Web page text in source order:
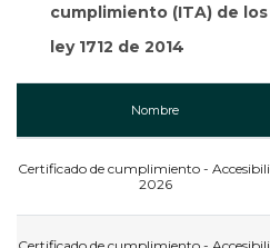
cumplimiento (ITA) de
ley 1712 de 2014
Nombre
Certificado de cumplimiento -
2026
Certificado de cumplimiento -